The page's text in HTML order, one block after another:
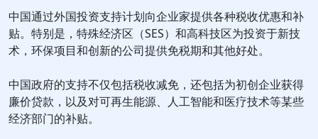
中国通过外国投资支持计划向企业家提供各种税收优惠和补
贴。特别是，特殊经济区（SES）和高科技区为投资于新技
术，环保项目和创新的公司提供免税期和其他好处。
中国政府的支持不仅包括税收减免，还包括为初创企业获得
廉价贷款，以及对可再生能源、人工智能和医疗技术等某些
经济部门的补贴。